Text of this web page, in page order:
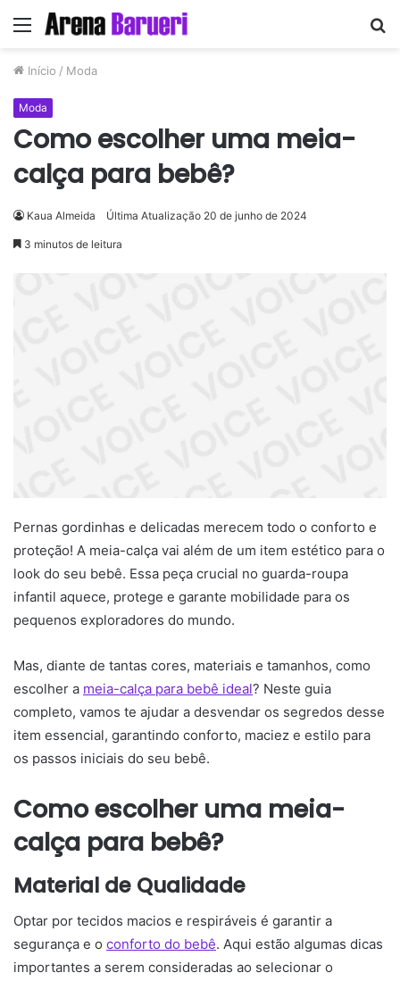
Menu
Início / Moda
Moda
Como escolher uma meia-
calça para bebê?
Kaua Almeida Última Atualização 20 de junho de 2024
3 minutos de leitura
Pernas gordinhas e delicadas merecem todo o conforto e
proteção! A meia-calça vai além de um item estético para o
look do seu bebê. Essa peça crucial no guarda-roupa
infantil aquece, protege e garante mobilidade para os
pequenos exploradores do mundo.
Mas, diante de tantas cores, materiais e tamanhos, como
escolher a meia-calça para bebê ideal? Neste guia
completo, vamos te ajudar a desvendar os segredos desse
item essencial, garantindo conforto, maciez e estilo para
os passos iniciais do seu bebê.
Como escolher uma meia-
calça para bebê?
Material de Qualidade
Optar por tecidos macios e respiráveis é garantir a
segurança e o conforto do bebê. Aqui estão algumas dicas
importantes a serem consideradas ao selecionar o